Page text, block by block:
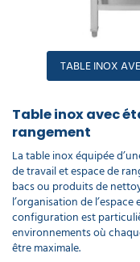
TABLE INOX
Table inox avec
rangement
La table inox équipée
de travail et espace de
bacs ou produits de
l’organisation de
configuration est
environnements où
être maximale.